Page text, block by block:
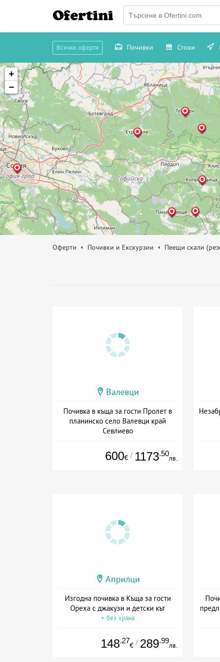
Ofertini
Всички оферти Почивки Стоки
+
−
Оферти Почивки и Екскурзии Пеещи скали
Валевци
Почивка в къща за гости Пролет в
планинско село Валевци край
Севлиево
600€ / 1173.50
лв.
Априлци
Изгодна почивка в Къща за гости
Ореха с джакузи и детски кът
+ без храна
148.27
€ / 289.99
лв.